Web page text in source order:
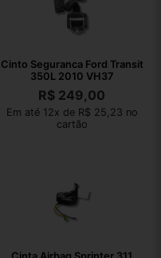
Cinto Seguranca Ford Transit
350L 2010 VH37
R$ 249,00
Em até 12x de R$ 25,23 no
cartão